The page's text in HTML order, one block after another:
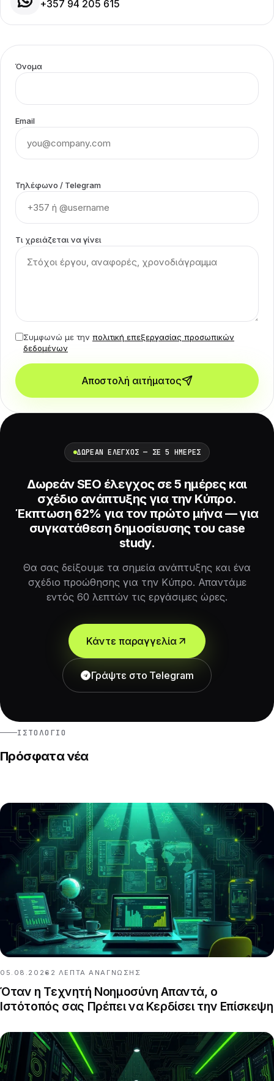
+357 94 205 615
Όνομα
Email
Τηλέφωνο / Telegram
Τι χρειάζεται να γίνει
Συμφωνώ με την πολιτική επεξεργασίας προσωπικών
δεδομένων
Αποστολή αιτήματος
ΔΩΡΕΆΝ ΈΛΕΓΧΟΣ — ΣΕ 5 ΗΜΈΡΕΣ
Δωρεάν SEO έλεγχος σε 5 ημέρες και
σχέδιο ανάπτυξης για την Κύπρο.
Έκπτωση 62% για τον πρώτο μήνα — για
συγκατάθεση δημοσίευσης του case
study.
Θα σας δείξουμε τα σημεία ανάπτυξης και ένα
σχέδιο προώθησης για την Κύπρο. Απαντάμε
εντός 60 λεπτών τις εργάσιμες ώρες.
Κάντε παραγγελία
Γράψτε στο Telegram
ΙΣΤΟΛΌΓΙΟ
Πρόσφατα νέα
05.08.2026 2 ΛΕΠΤΆ ΑΝΆΓΝΩΣΗΣ
Όταν η Τεχνητή Νοημοσύνη Απαντά, ο
Ιστότοπός σας Πρέπει να Κερδίσει την Επίσκεψη